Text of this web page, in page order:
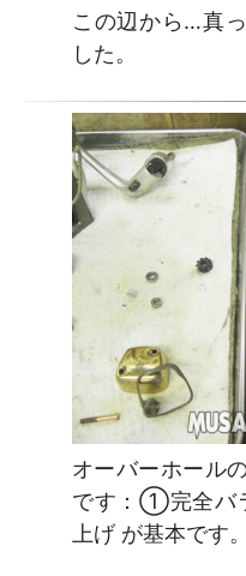
この辺から…真
した。
オーバーホール
です：①完全
上げ が基本です